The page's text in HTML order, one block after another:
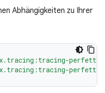
Abhängigkeiten zu Ihrer